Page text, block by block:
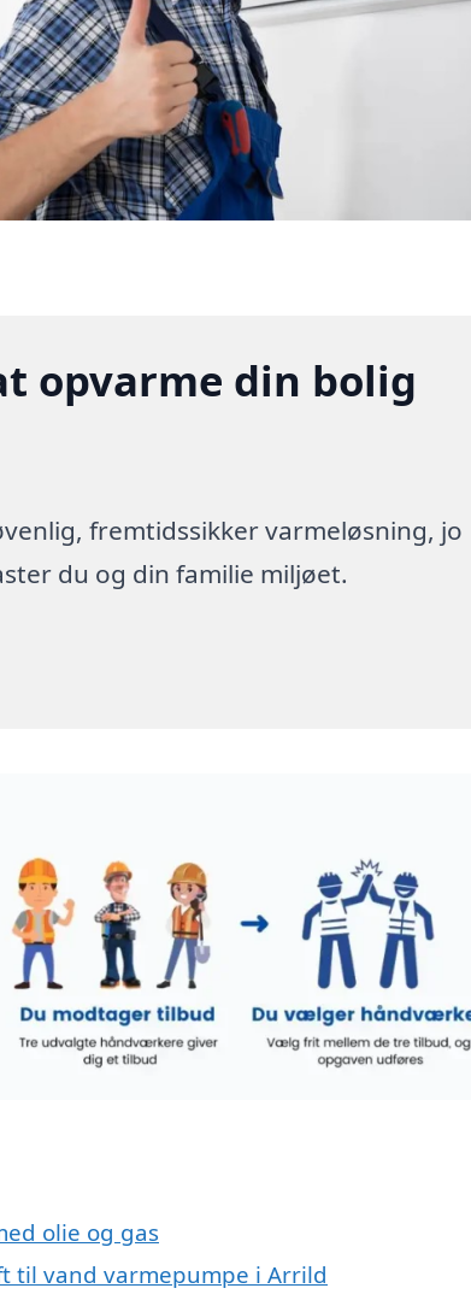
opvarme din bolig
fremtidssikker varmeløsning, jo
du og din familie miljøet.
olie og gas
til vand varmepumpe i Arrild